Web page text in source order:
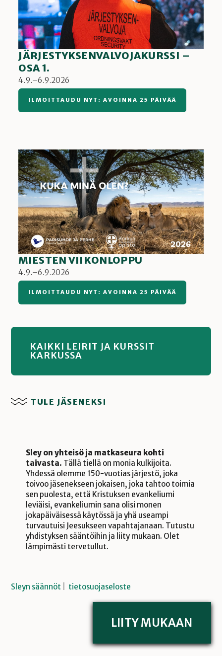
JÄRJESTYKSENVALVOJAKURSSI –
OSA 1.
4.9.–6.9.2026
ILMOITTAUDU NYT: AVOINNA 25 PÄIVÄÄ
MIESTEN VIIKONLOPPU
4.9.–6.9.2026
ILMOITTAUDU NYT: AVOINNA 25 PÄIVÄÄ
KAIKKI LEIRIT JA KURSSIT
KARKUSSA
TULE JÄSENEKSI
Sley on yhteisö ja matkaseura kohti
taivasta. Tällä tiellä on monia kulkijoita.
Yhdessä olemme 150-vuotias järjestö, joka
toivoo jäsenekseen jokaisen, joka tahtoo toimia
sen puolesta, että Kristuksen evankeliumi
leviäisi, evankeliumin sana olisi monen
jokapäiväisessä käytössä ja yhä useampi
turvautuisi Jeesukseen vapahtajanaan. Tutustu
yhdistyksen sääntöihin ja liity mukaan. Olet
lämpimästi tervetullut.
Sleyn säännöt tietosuojaseloste
LIITY MUKAAN